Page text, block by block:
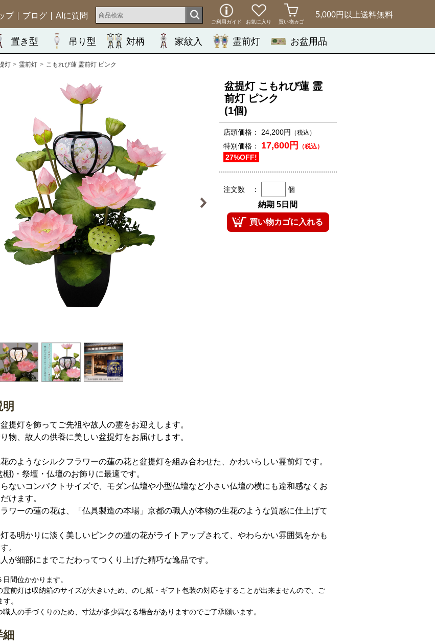
5,000円以上送料無料
ご利用ガイド お気に入り 買い物カゴ
プ ブログ AIに質問
置き型 吊り型 対柄 家紋入 霊前灯 お盆用品
灯 霊前灯 こもれび蓮 霊前灯 ピンク
盆提灯 こもれび蓮 霊
前灯 ピンク
(1個)
店頭価格： 24,200円 （税込）
特別価格： 17,600円 （税込）
27%OFF!
注文数 ： 個
納期 5日間
提灯を飾ってご先祖や故人の霊をお迎えします。
物、故人の供養に美しい盆提灯をお届けします。
のようなシルクフラワーの蓮の花と盆提灯を組み合わせた、かわいらしい霊前灯です。
棚)・祭壇・仏壇のお飾りに最適です。
ないコンパクトサイズで、モダン仏壇や小型仏壇など小さい仏壇の横にも違和感なくお
けます。
ワーの蓮の花は、「仏具製造の本場」京都の職人が本物の生花のような質感に仕上げて
る明かりに淡く美しいピンクの蓮の花がライトアップされて、やわらかい雰囲気をかも
。
が細部にまでこだわってつくり上げた精巧な逸品です。
間位かかります。
霊前灯は収納箱のサイズが大きいため、のし紙・ギフト包装の対応をすることが出来ませんので、ご
。
職人の手づくりのため、寸法が多少異なる場合がありますのでご了承願います。
細